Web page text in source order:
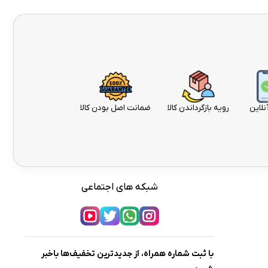
رویه بازگرداندن کالا ضمانت اصل بودن کالا
شبکه های اجتماعی
با ثبت شماره همراه، از جدیدترین تخفیف‌ها باخبر